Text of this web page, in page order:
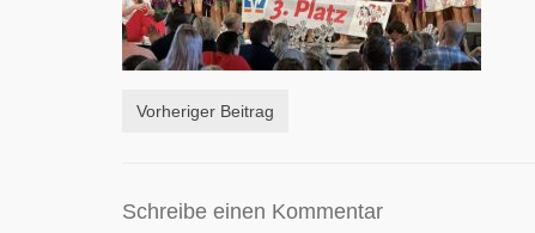
Vorheriger Beitrag
Schreibe einen Kommentar